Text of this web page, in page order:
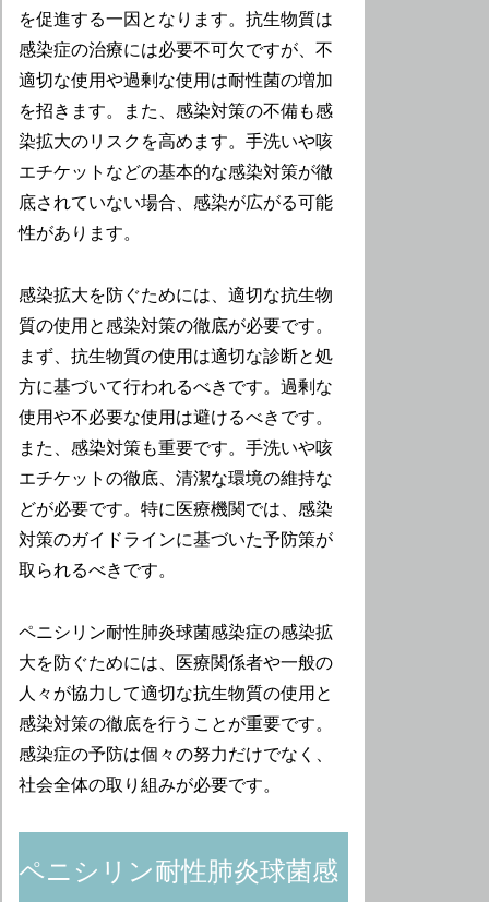
を促進する一因となります。抗生物質は
感染症の治療には必要不可欠ですが、不
適切な使用や過剰な使用は耐性菌の増加
を招きます。また、感染対策の不備も感
染拡大のリスクを高めます。手洗いや咳
エチケットなどの基本的な感染対策が徹
底されていない場合、感染が広がる可能
性があります。
感染拡大を防ぐためには、適切な抗生物
質の使用と感染対策の徹底が必要です。
まず、抗生物質の使用は適切な診断と処
方に基づいて行われるべきです。過剰な
使用や不必要な使用は避けるべきです。
また、感染対策も重要です。手洗いや咳
エチケットの徹底、清潔な環境の維持な
どが必要です。特に医療機関では、感染
対策のガイドラインに基づいた予防策が
取られるべきです。
ペニシリン耐性肺炎球菌感染症の感染拡
大を防ぐためには、医療関係者や一般の
人々が協力して適切な抗生物質の使用と
感染対策の徹底を行うことが重要です。
感染症の予防は個々の努力だけでなく、
社会全体の取り組みが必要です。
ペニシリン耐性肺炎球菌感